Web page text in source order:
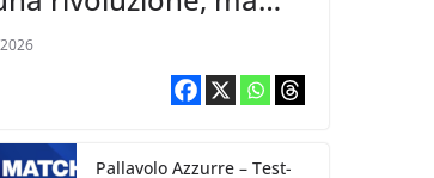
le idee chiare siu
vogliamo fare”
Pallavolo Azzurre – Test-